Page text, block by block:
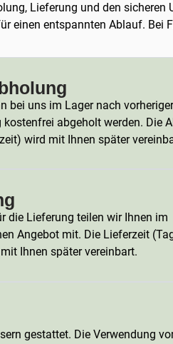
Lieferung und den sicheren
einen entspannten Ablauf. Bei
bei uns im Lager nach
kostenfrei abgeholt werden. Die
wird mit Ihnen später
die Lieferung teilen wir Ihnen im
Angebot mit. Die Lieferzeit
Ihnen später vereinbart.
gestattet. Die Verwendung